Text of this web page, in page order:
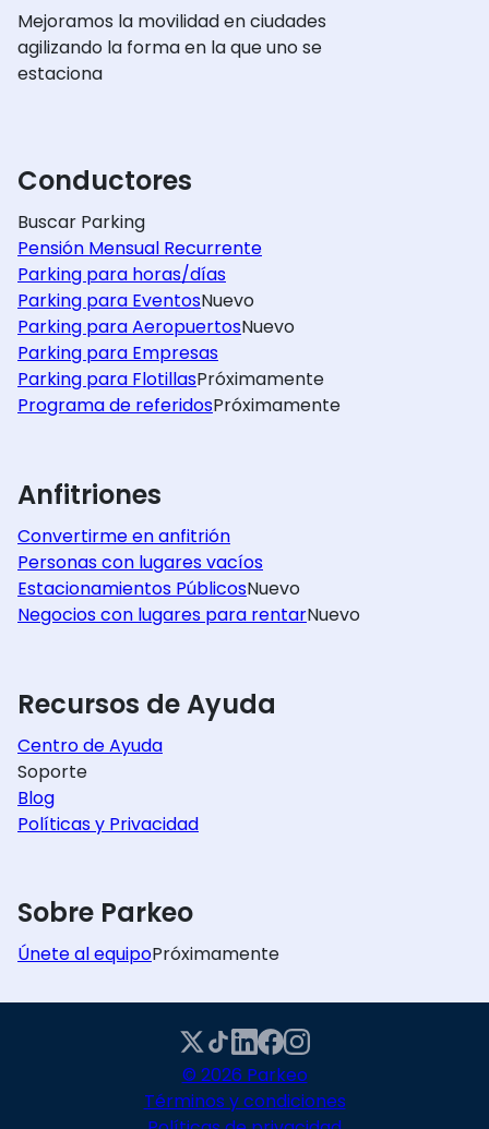
Mejoramos la movilidad en ciudades
agilizando la forma en la que uno se
estaciona
Conductores
Buscar Parking
Pensión Mensual Recurrente
Parking para horas/días
Parking para EventosNuevo
Parking para AeropuertosNuevo
Parking para Empresas
Parking para FlotillasPróximamente
Programa de referidosPróximamente
Anfitriones
Convertirme en anfitrión
Personas con lugares vacíos
Estacionamientos PúblicosNuevo
Negocios con lugares para rentarNuevo
Recursos de Ayuda
Centro de Ayuda
Soporte
Blog
Políticas y Privacidad
Sobre Parkeo
Únete al equipoPróximamente
© 2026 Parkeo
Términos y condiciones